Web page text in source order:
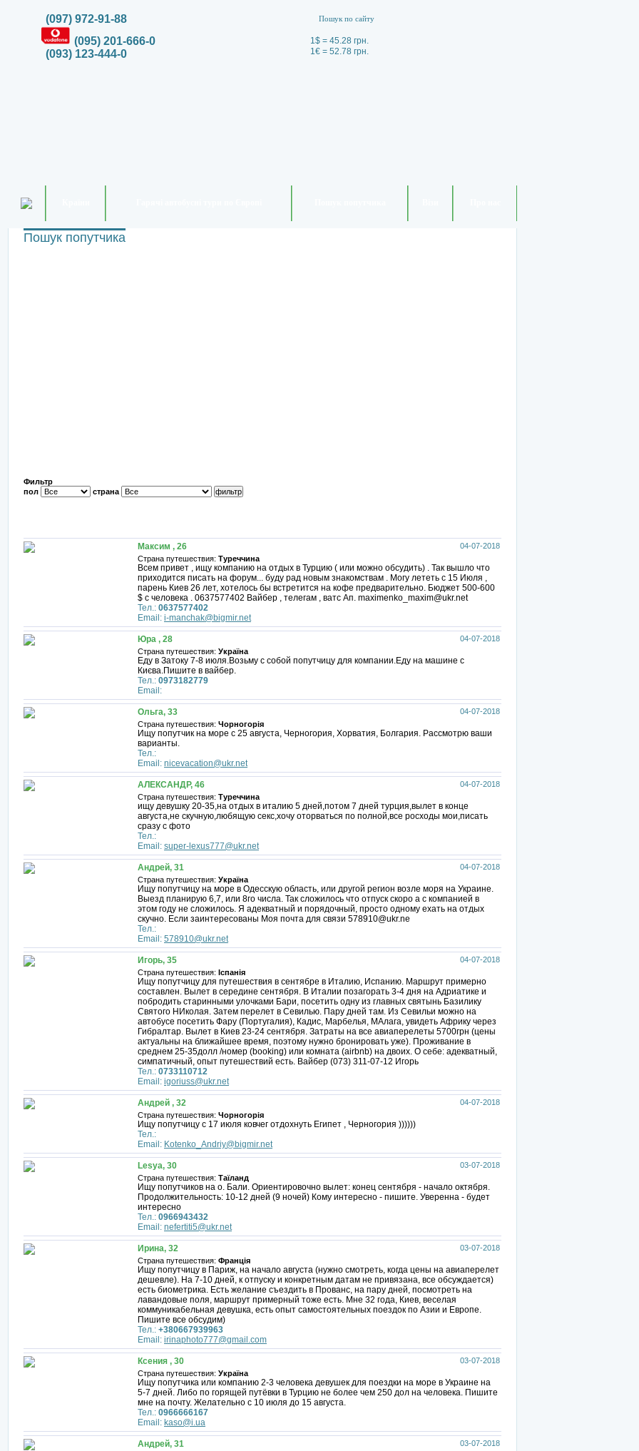
1$ = 45.28 грн.
1€ = 52.78 грн.
(097) 972-91-88
(095) 201-666-0
(093) 123-444-0
Пошук попутчика
Фильтр
пол
страна
04-07-2018
Максим , 26
Страна путешествия: Туреччина
Всем привет , ищу компанию на отдых в Турцию ( или можно обсудить) . Так вышло что
приходится писать на форум... буду рад новым знакомствам . Могу лететь с 15 Июля ,
парень Киев 26 лет, хотелось бы встретится на кофе предварительно. Бюджет 500-600
$ с человека . 0637577402 Вайбер , телегам , ватс Ап. maximenko_maxim@ukr.net
Тел.: 0637577402
Email: i-manchak@bigmir.net
04-07-2018
Юра , 28
Страна путешествия: Україна
Еду в Затоку 7-8 июля.Возьму с собой попутчицу для компании.Еду на машине с
Києва.Пишите в вайбер.
Тел.: 0973182779
Email:
04-07-2018
Ольга, 33
Страна путешествия: Чорногорія
Ищу попутчик на море с 25 августа, Черногория, Хорватия, Болгария. Рассмотрю ваши
варианты.
Тел.:
Email: nicevacation@ukr.net
04-07-2018
АЛЕКСАНДР, 46
Страна путешествия: Туреччина
ищу девушку 20-35,на отдых в италию 5 дней,потом 7 дней турция,вылет в конце
августа,не скучную,любящую секс,хочу оторваться по полной,все росходы мои,писать
сразу с фото
Тел.:
Email: super-lexus777@ukr.net
04-07-2018
Андрей, 31
Страна путешествия: Україна
Ищу попутчицу на море в Одесскую область, или другой регион возле моря на Украине.
Выезд планирую 6,7, или 8го числа. Так сложилось что отпуск скоро а с компанией в
этом году не сложилось. Я адекватный и порядочный, просто одному ехать на отдых
скучно. Если заинтересованы Моя почта для связи 578910@ukr.ne
Тел.:
Email: 578910@ukr.net
04-07-2018
Игорь, 35
Страна путешествия: Іспанія
Ищу попутчицу для путешествия в сентябре в Италию, Испанию. Маршрут примерно
составлен. Вылет в середине сентября. В Италии позагорать 3-4 дня на Адриатике и
побродить старинными улочками Бари, посетить одну из главных святынь Базилику
Святого НИколая. Затем перелет в Севилью. Пару дней там. Из Севильи можно на
автобусе посетить Фару (Португалия), Кадис, Марбелья, МАлага, увидеть Африку через
Гибралтар. Вылет в Киев 23-24 сентября. Затраты на все авиаперелеты 5700грн (цены
актуальны на ближайшее время, поэтому нужно бронировать уже). Проживание в
среднем 25-35долл /номер (booking) или комната (airbnb) на двоих. О себе: адекватный,
симпатичный, опыт путешествий есть. Вайбер (073) 311-07-12 Игорь
Тел.: 0733110712
Email: igoriuss@ukr.net
04-07-2018
Андрей , 32
Страна путешествия: Чорногорія
Ищу попутчицу с 17 июля ковчег отдохнуть Египет , Черногория ))))))
Тел.:
Email: Kotenko_Andriy@bigmir.net
03-07-2018
Lesya, 30
Страна путешествия: Таїланд
Ищу попутчиков на о. Бали. Ориентировочно вылет: конец сентября - начало октября.
Продолжительность: 10-12 дней (9 ночей) Кому интересно - пишите. Уверенна - будет
интересно
Тел.: 0966943432
Email: nefertiti5@ukr.net
03-07-2018
Ирина, 32
Страна путешествия: Франція
Ищу попутчицу в Париж, на начало августа (нужно смотреть, когда цены на авиаперелет
дешевле). На 7-10 дней, к отпуску и конкретным датам не привязана, все обсуждается)
есть биометрика. Есть желание съездить в Прованс, на пару дней, посмотреть на
лавандовые поля, маршрут примерный тоже есть. Мне 32 года, Киев, веселая
коммуникабельная девушка, есть опыт самостоятельных поездок по Азии и Европе.
Пишите все обсудим)
Тел.: +380667939963
Email: irinaphoto777@gmail.com
03-07-2018
Ксения , 30
Страна путешествия: Україна
Ищу попутчика или компанию 2-3 человека девушек для поездки на море в Украине на
5-7 дней. Либо по горящей путёвки в Турцию не более чем 250 дол на человека. Пишите
мне на почту. Желательно с 10 июля до 15 августа.
Тел.: 0966666167
Email: kaso@i.ua
03-07-2018
Андрей, 31